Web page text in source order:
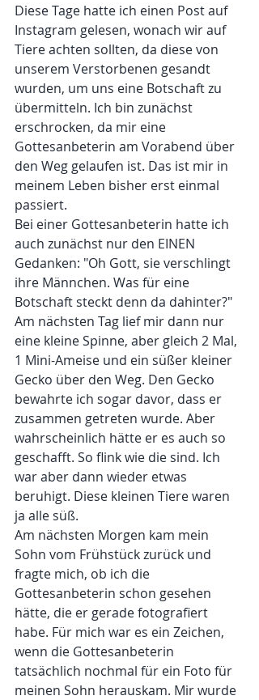
Diese Tage hatte ich einen Post auf
Instagram gelesen, wonach wir auf
Tiere achten sollten, da diese von
unserem Verstorbenen gesandt
wurden, um uns eine Botschaft zu
übermitteln. Ich bin zunächst
erschrocken, da mir eine
Gottesanbeterin am Vorabend über
den Weg gelaufen ist. Das ist mir in
meinem Leben bisher erst einmal
passiert.
Bei einer Gottesanbeterin hatte ich
auch zunächst nur den EINEN
Gedanken: "Oh Gott, sie verschlingt
ihre Männchen. Was für eine
Botschaft steckt denn da dahinter?"
Am nächsten Tag lief mir dann nur
eine kleine Spinne, aber gleich 2 Mal,
1 Mini-Ameise und ein süßer kleiner
Gecko über den Weg. Den Gecko
bewahrte ich sogar davor, dass er
zusammen getreten wurde. Aber
wahrscheinlich hätte er es auch so
geschafft. So flink wie die sind. Ich
war aber dann wieder etwas
beruhigt. Diese kleinen Tiere waren
ja alle süß.
Am nächsten Morgen kam mein
Sohn vom Frühstück zurück und
fragte mich, ob ich die
Gottesanbeterin schon gesehen
hätte, die er gerade fotografiert
habe. Für mich war es ein Zeichen,
wenn die Gottesanbeterin
tatsächlich nochmal für ein Foto für
meinen Sohn herauskam. Mir wurde